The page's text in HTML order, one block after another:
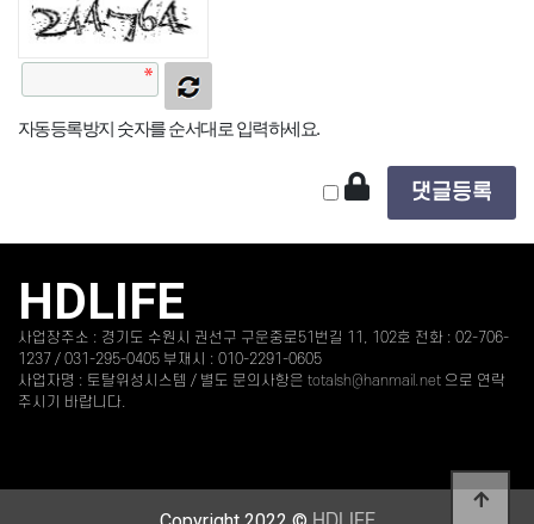
자동등록방지 숫자를 순서대로 입력하세요.
HDLIFE
사업장주소 : 경기도 수원시 권선구 구운중로51번길 11, 102호 전화 : 02-706-
1237 / 031-295-0405 부재시 : 010-2291-0605
사업자명 : 토탈위성시스템 / 별도 문의사항은 totalsh@hanmail.net 으로 연락
주시기 바랍니다.